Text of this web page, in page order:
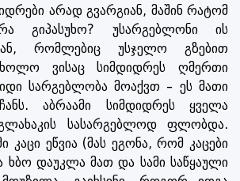
არად გვარგიან, მაშინ რატომ
გიპასუხო? უსარგებლონი ის
რომლებიც უსჯელო გზებით
ვისაც სიმდიდრეს ღმერთი
სარგებლობა მოაქვთ – ეს მათი
ჩანს. აბრაამი სიმდიდრეს ყველა
სასარგებლოდ ფლობდა.
კაცი ეწვია (მას ეგონა, რომ კაცები
ხბო დაუკლა მათ და სამი საწყაული